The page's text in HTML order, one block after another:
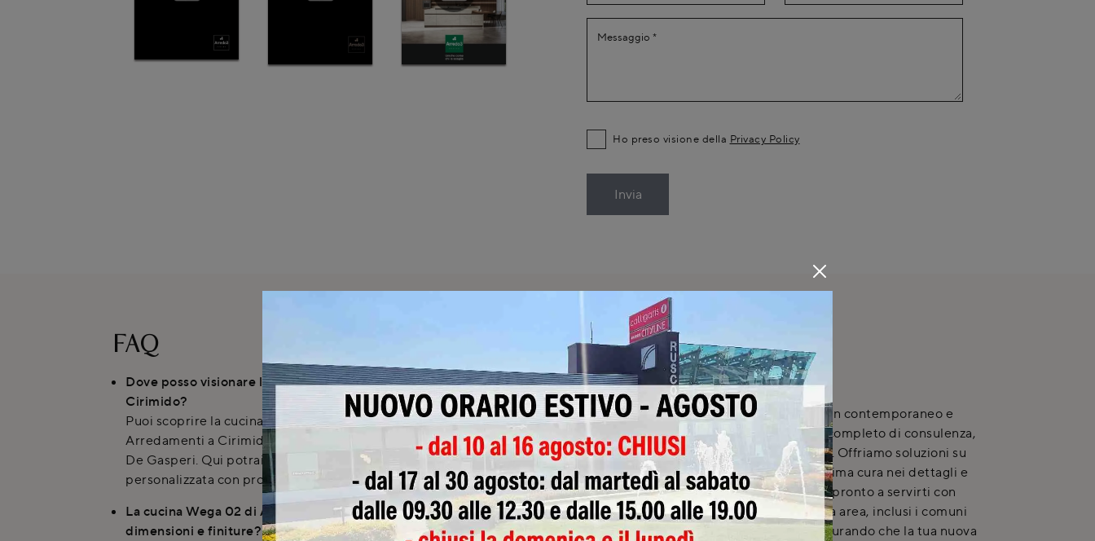
Ho preso visione della Privacy Policy
Invia
FAQ
Dove posso visionare la cucina moderna Arredo3 Wega 02 a
Cirimido?
Puoi scoprire la cucina Arredo3 Wega 02 presso Rusconi Design
Arredamenti a Cirimido, in Strada Provinciale Novedratese A.
De Gasperi. Qui potrai anche richiedere una consulenza
personalizzata con progettazione 3D.
La cucina Wega 02 di Arredo3 è personalizzabile in termini di
dimensioni e finiture?
SCHEDA TECNICA
Cucina Wega
La cucina Wega di Arredo3, con il suo design contemporaneo e
versatile, è ora disponibile con un servizio completo di consulenza,
progettazione e installazione professionale. Offriamo soluzioni su
misura per ogni esigenza, garantendo massima cura nei dettagli e
un'assistenza impeccabile. Il nostro team è pronto a servirti con
consegne e montaggi qualificati in un'ampia area, inclusi i comuni
di Bellinzona, Busto Arsizio e Tradate, assicurando che la tua nuova